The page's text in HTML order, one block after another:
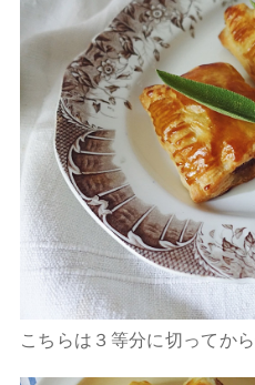
こちらは３等分に切ってか